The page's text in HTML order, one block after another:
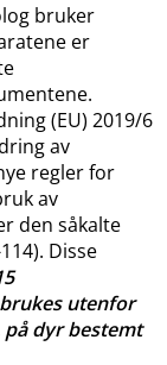
bruker
er
(EU) 2019/6
av
regler for
av
den såkalte
Disse
utenfor
dyr bestemt